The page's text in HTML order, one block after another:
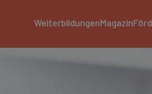
WeiterbildungenMagazin